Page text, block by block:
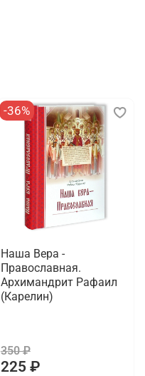
-36%
Наша Вера -
Православная.
Архимандрит Рафаил
(Карелин)
350 ₽
225 ₽